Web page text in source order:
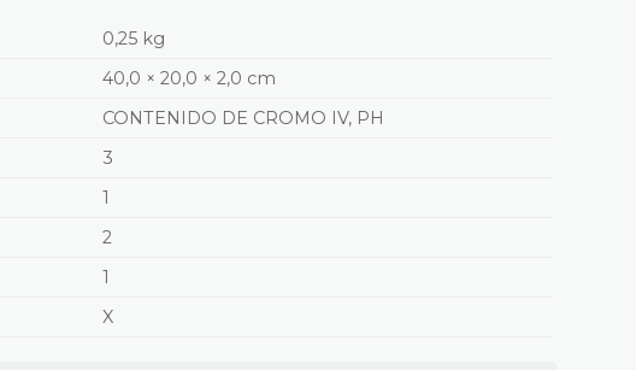
0,25 kg
40,0 × 20,0 × 2,0 cm
CONTENIDO DE CROMO IV, PH
3
1
2
1
X